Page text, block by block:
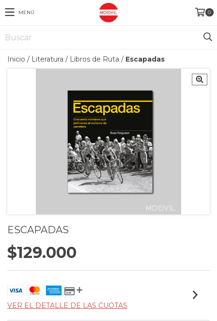
MENÚ 0
Inicio / Literatura / Libros de Ruta / Escapadas
ESCAPADAS
$129.000
VER EL DETALLE DE LAS CUOTAS